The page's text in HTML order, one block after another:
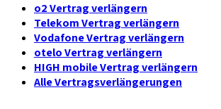
o2 Vertrag verlängern
Telekom Vertrag verlängern
Vodafone Vertrag verlängern
otelo Vertrag verlängern
HIGH mobile Vertrag verlängern
Alle Vertragsverlängerungen